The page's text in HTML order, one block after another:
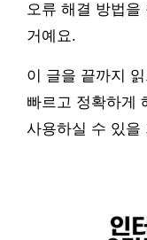
오류 해결 방법을
거예요.
이 글을 끝까지
빠르고 정확하게
사용하실 수 있을